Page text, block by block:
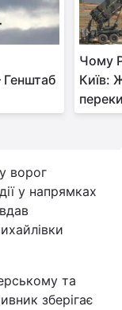
Генштаб
Чому
Київ:
ворог
у напрямках
та
зберігає